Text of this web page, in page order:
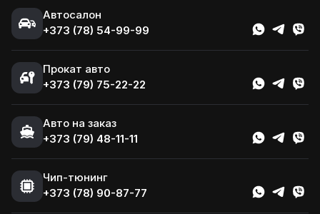
Автосалон
+373 (78) 54-99-99
Прокат авто
+373 (79) 75-22-22
Авто на заказ
+373 (79) 48-11-11
Чип-тюнинг
+373 (78) 90-87-77